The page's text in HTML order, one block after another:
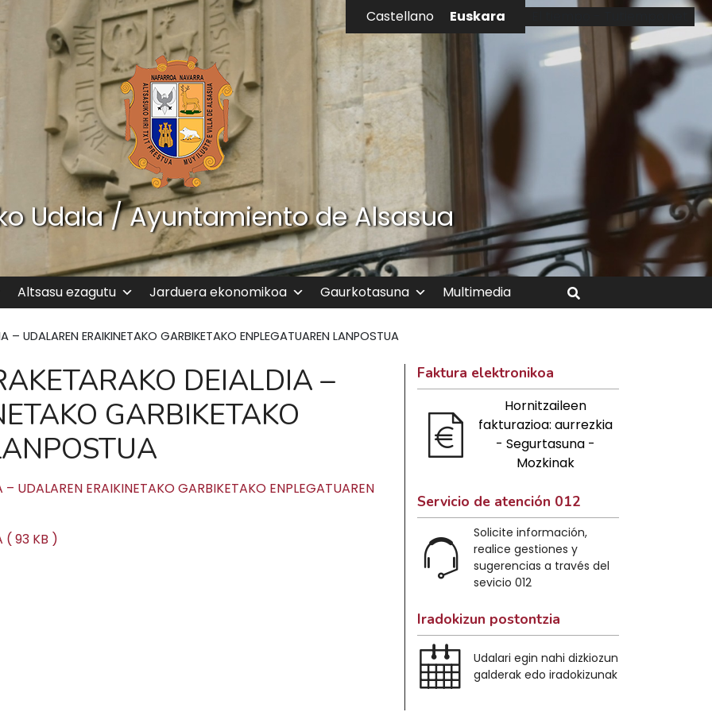
Castellano Euskara
Udala / Ayuntamiento de Alsasua
Altsasu ezagutu Jarduera ekonomikoa Gaurkotasuna
Multimedia
Bilatu
– UDALAREN ERAIKINETAKO GARBIKETAKO ENPLEGATUAREN LANPOSTUA
DEIALDIA –
GARBIKETAKO
UDALAREN ERAIKINETAKO GARBIKETAKO ENPLEGATUAREN
( 93 KB )
Faktura elektronikoa
Hornitzaileen
fakturazioa: aurrezkia
- Segurtasuna -
Mozkinak
Servicio de atención 012
Solicite información,
realice gestiones y
sugerencias a través del
sevicio 012
Iradokizun postontzia
Udalari egin nahi dizkiozun
galderak edo iradokizunak